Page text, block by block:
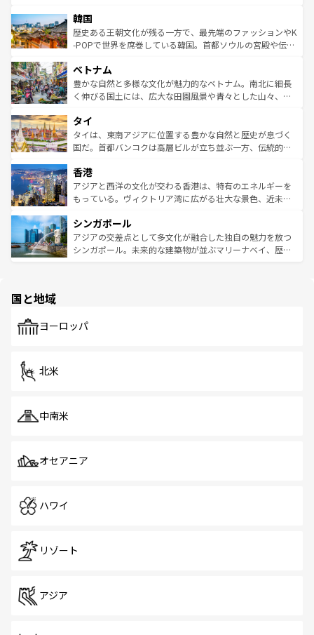
ワイを、存分に味わってほしい。 なお、新着のハワイ情報
はコンテンツ一覧を参照してほしい。
いる。アクティビティも充実しており、サーフィンやダイ
ビング、ハイキングなど、アウトドア好きにはたまらな
い。オーストラリアの多彩な魅力を存分に味わいつくそ
参照してほしい。
ン）、静ひつな山岳地帯である台湾東部など、都市の喧騒
と山間の静けさが共存しており、訪れる人に新しい発見と
驚きをもたらしてくれる。また、奥深い台湾の食文化も魅
容にもいいと評判のスイーツなど、バラエティ豊かな料理
が味わえる。 なお、新着の台湾情報は コンテンツ一覧を参
照してほしい。
韓国
歴史ある王朝文化が残る一方で、最先端のファッションやK
-POPで世界を席巻している韓国。首都ソウルの宮殿や伝統
き、地方に足を延ばせば四季折々の自然美を楽しむことが
できる。そして、キムチや焼肉、絶品のストリートフード
まで、さまざまな韓国料理が待っている。夜には、韓国な
リティに包まれながら、韓国の多彩な魅力を心ゆくまで味
わってみてほしい。 なお、新着の韓国情報はコンテンツ一
覧を参照してほしい。
ベトナム
豊かな自然と多様な文化が魅力的なベトナム。南北に細長
く伸びる国土には、広大な田園風景や青々とした山々、世
急速な発展と共に伝統が息づく。ハノイの古い町並みやホ
ーチミン市のフランス統治時代の建物も、独特の雰囲気を
醸し出している。また、バラエティの豊かさとおいしさで
とつ。フォーやバインミー、ベトナムコーヒーなどは、ぜ
ひ現地で味わいたい。どの地域を訪れてもあたたかい人々
が旅行者を迎えてくれるので、きっと忘れられない旅にな
参照してほしい。
タイ
タイは、東南アジアに位置する豊かな自然と歴史が息づく
国だ。首都バンコクは高層ビルが立ち並ぶ一方、伝統的な
の活気が交差している。北部ではチェンマイなどの山岳地
帯で自然と触れ合い、南部ではプーケットやクラビの美し
いビーチでリゾート気分を楽しむことができる。タイ料理
激する。気候は一年中温暖で、どの季節にも異なる楽しみ
が待っている。親しみやすいタイの人々、仏教を中心とし
た文化、そして多様な観光資源が、訪れる旅人を魅了し続
香港
アジアと西洋の文化が交わる香港は、特有のエネルギーを
もっている。ヴィクトリア湾に広がる壮大な景色、近未来
み、どこを訪れても感動するはず。観光スポットが密集し
ており、効率よく見どころを回れるのも魅力。息をのむよ
うな絶景から文化的な体験まで、香港を存分に楽しみ尽く
シンガポール
アジアの交差点として多文化が融合した独自の魅力を放つ
シンガポール。未来的な建築物が並ぶマリーナベイ、歴史
で、ホーカーズは地元の風情を楽しめる外せないスポット
国と地域
ヨーロッパ
北米
中南米
オセアニア
ハワイ
リゾート
アジア